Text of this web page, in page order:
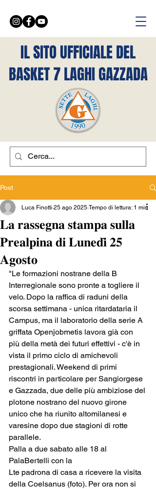
IL SITO UFFICIALE DEL
BASKET 7 LAGHI GAZZADA
Post
𝐋𝐚 𝐫𝐚𝐬𝐬𝐞𝐠𝐧𝐚 𝐬𝐭𝐚𝐦𝐩𝐚 𝐬𝐮𝐥𝐥𝐚
𝐏𝐫𝐞𝐚𝐥𝐩𝐢𝐧𝐚 𝐝𝐢 𝐋𝐮𝐧𝐞𝐝𝐢̀ 𝟐𝟓
𝐀𝐠𝐨𝐬𝐭𝐨
Luca Finotti 25 ago 2025 Tempo di lettura: 1 min
"Le formazioni nostrane della B
Interregionale sono pronte a togliere il
velo. Dopo la raffica di raduni della
scorsa settimana - unica ritardataria il
Campus, ma il laboratorio della serie A
griffata Openjobmetis lavora già con
più della metà dei futuri effettivi - c'è in
vista il primo ciclo di amichevoli
prestagionali. Weekend di primi
riscontri in particolare per Sangiorgese
e Gazzada, due delle più ambiziose del
plotone nostrano del nuovo girone
unico che ha riunito altomilanesi e
varesine dopo due stagioni di rotte
parallele.
Palla a due sabato alle 18 al
PalaBertelli con la
Lte padrona di casa a ricevere la visita
della Coelsanus (foto). Per ora non si